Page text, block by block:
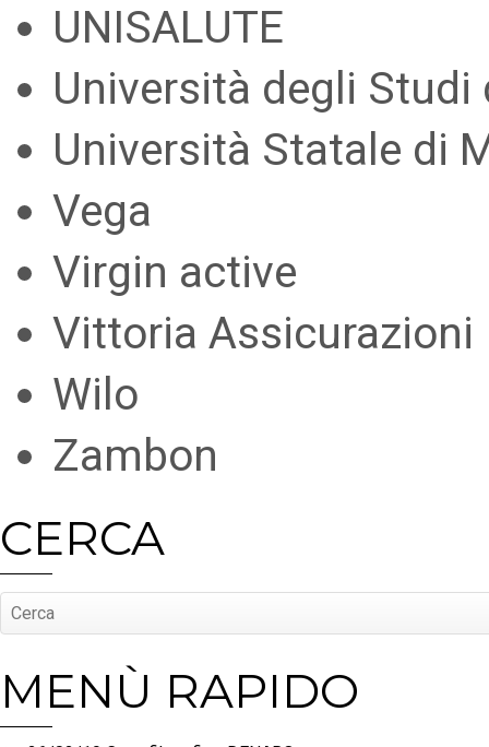
UNISALUTE
Università degli Studi
Università Statale di
Vega
Virgin active
Vittoria Assicurazioni
Wilo
Zambon
CERCA
MENÙ RAPIDO